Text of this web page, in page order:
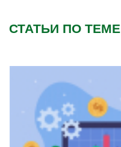
СТАТЬИ ПО ТЕМЕ